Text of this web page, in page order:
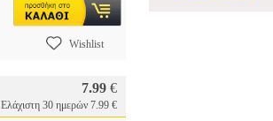
Wishlist
7.99 €
Ελάχιστη 30 ημερών 7.99 €